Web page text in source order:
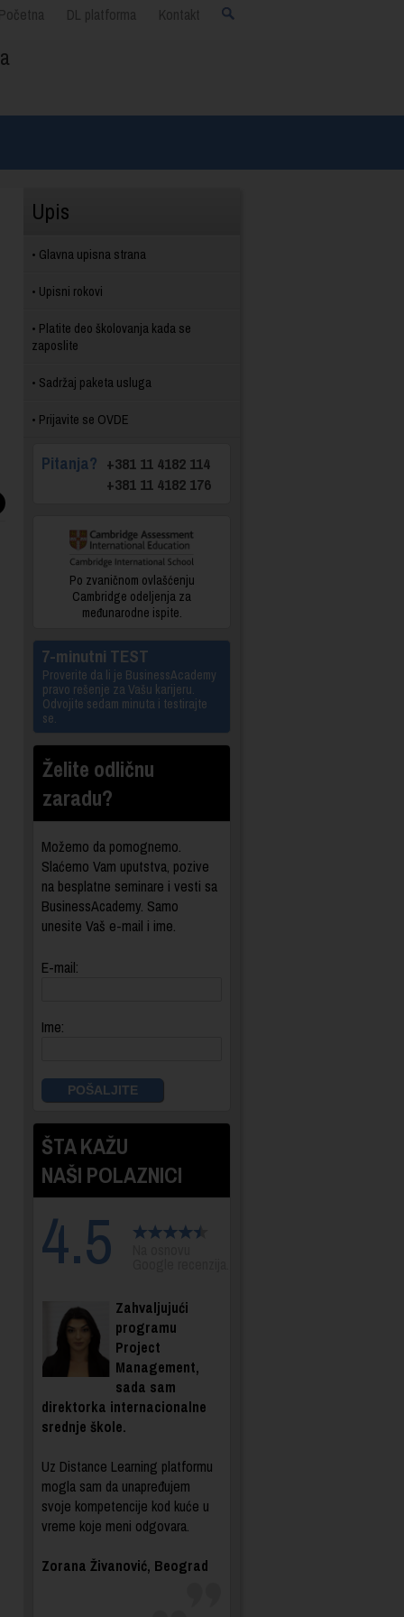
DL platforma Kontakt
Upis
Glavna upisna strana
Upisni rokovi
Platite deo školovanja kada se
zaposlite
Sadržaj paketa usluga
Prijavite se OVDE
Pitanja? +381 11 4182 114
+381 11 4182 176
Po zvaničnom ovlašćenju
Cambridge odeljenja za
međunarodne ispite.
7-minutni TEST
Proverite da li je BusinessAcademy
pravo rešenje za Vašu karijeru.
Odvojite sedam minuta i testirajte
se.
Želite odličnu
zaradu?
Možemo da pomognemo.
Slaćemo Vam uputstva, pozive
na besplatne seminare i vesti sa
BusinessAcademy. Samo
unesite Vaš e-mail i ime.
E-mail:
Ime:
ŠTA KAŽU
NAŠI POLAZNICI
4.5
Zahvaljujući
programu
Project
Management,
sada sam
direktorka internacionalne
srednje škole.
Uz Distance Learning platformu
mogla sam da unapređujem
svoje kompetencije kod kuće u
vreme koje meni odgovara.
Zorana Živanović, Beograd